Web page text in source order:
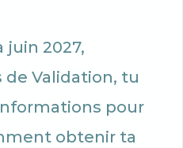
juin 2027,
de Validation, tu
pour
obtenir ta